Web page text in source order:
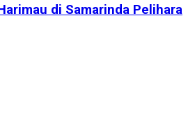
di Samarinda Pelihara